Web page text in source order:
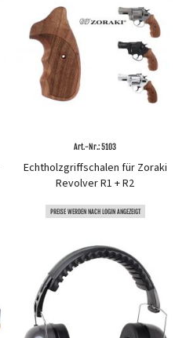
Art.-Nr.: 5103
Echtholzgriffschalen für Zoraki
Revolver R1 + R2
PREISE WERDEN NACH LOGIN ANGEZEIGT